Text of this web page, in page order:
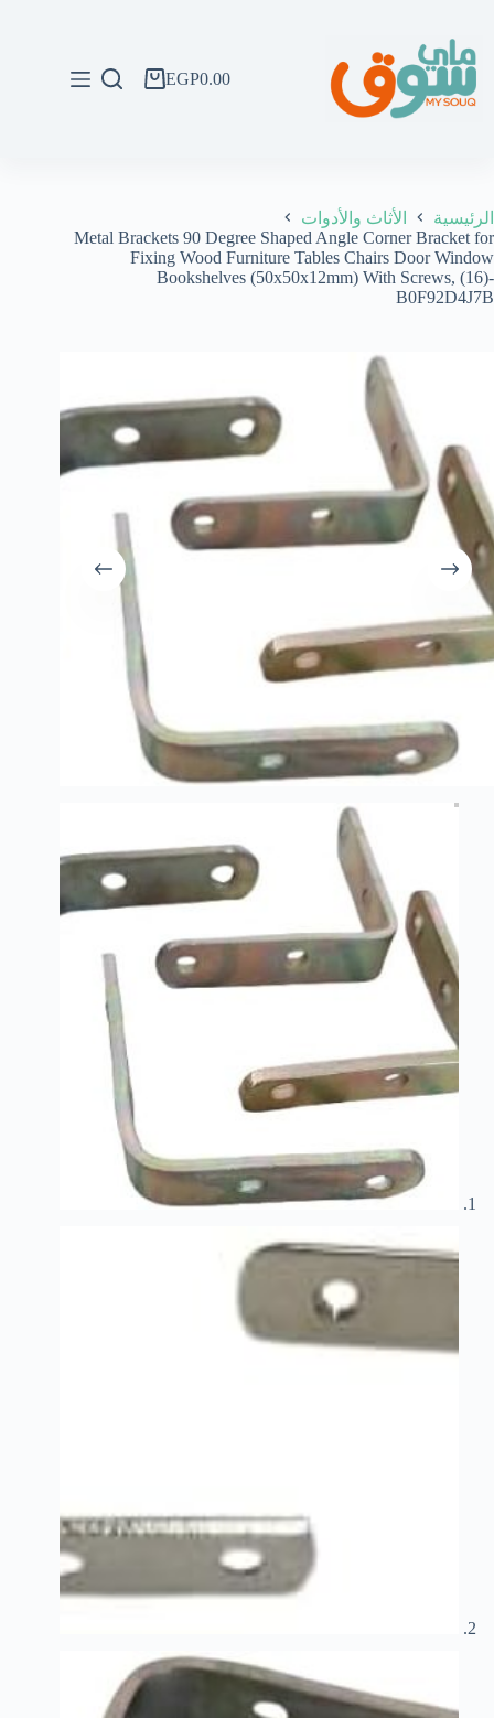
المحتوى
عربةEGP0.00
الرئيسية
الأثاث والأدوات
Metal Brackets 90 Degree Shaped Angle Corner Bracket for
Fixing Wood Furniture Tables Chairs Door Window
Bookshelves (50x50x12mm) With Screws, (16)-
B0F92D4J7B